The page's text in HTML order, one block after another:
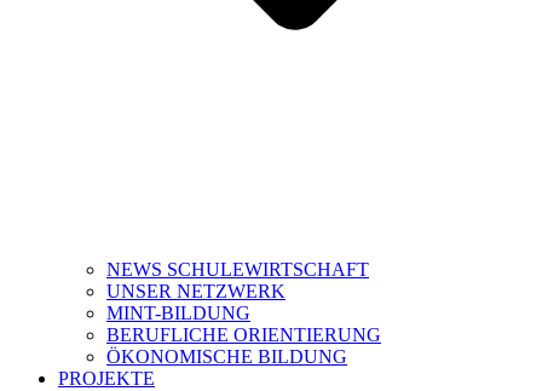
NEWS SCHULEWIRTSCHAFT
UNSER NETZWERK
MINT-BILDUNG
BERUFLICHE ORIENTIERUNG
ÖKONOMISCHE BILDUNG
PROJEKTE